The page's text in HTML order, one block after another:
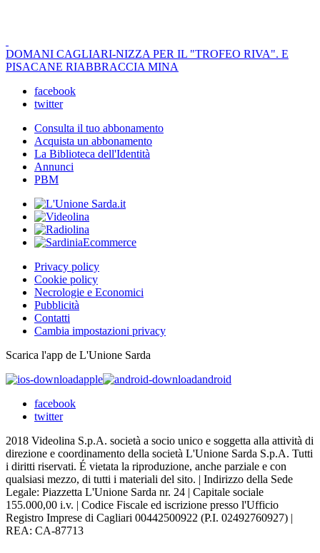
DOMANI CAGLIARI-NIZZA PER IL "TROFEO RIVA". E
PISACANE RIABBRACCIA MINA
facebook
twitter
Consulta il tuo abbonamento
Acquista un abbonamento
La Biblioteca dell'Identità
Annunci
PBM
Privacy policy
Cookie policy
Necrologie e Economici
Pubblicità
Contatti
Cambia impostazioni privacy
Scarica l'app de L'Unione Sarda
apple
android
facebook
twitter
2018 Videolina S.p.A. società a socio unico e soggetta alla attività di
direzione e coordinamento della società L'Unione Sarda S.p.A. Tutti
i diritti riservati. É vietata la riproduzione, anche parziale e con
qualsiasi mezzo, di tutti i materiali del sito. | Indirizzo della Sede
Legale: Piazzetta L'Unione Sarda nr. 24 | Capitale sociale
155.000,00 i.v. | Codice Fiscale ed iscrizione presso l'Ufficio
Registro Imprese di Cagliari 00442500922 (P.I. 02492760927) |
REA: CA-87713